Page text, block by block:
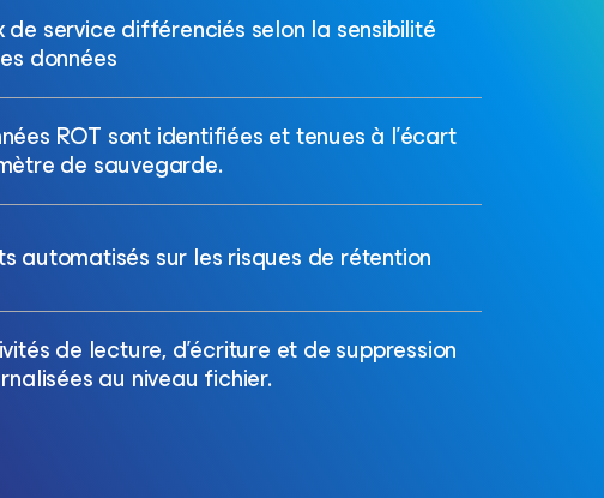
de service différenciés selon la sensibilité
données
ROT sont identifiées et tenues à l’écart
de sauvegarde.
automatisés sur les risques de rétention
de lecture, d’écriture et de suppression
au niveau fichier.